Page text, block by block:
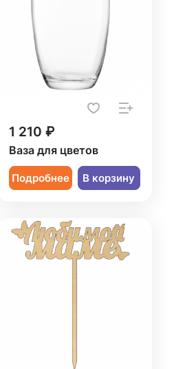
1 210 ₽
Ваза для цветов
Подробнее В корзину